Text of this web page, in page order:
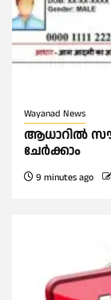
Wayanad News
ആധാറിൽ
ചേർക്കാം
9 minutes ago